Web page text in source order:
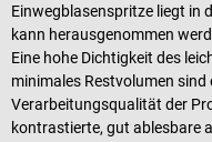
Einwegblasenspritze liegt in
kann herausgenommen
Eine hohe Dichtigkeit des
minimales Restvolumen sind
Verarbeitungsqualität der
kontrastierte, gut ablesbare